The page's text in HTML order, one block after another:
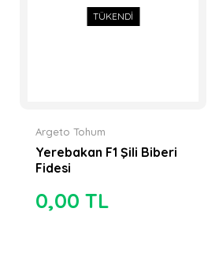
TÜKENDİ
Argeto Tohum
Yerebakan F1 Şili Biberi
Fidesi
0,00 TL